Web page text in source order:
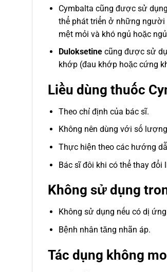
Cymbalta cũng được sử
thể phát triển ở những người
mệt mỏi và khó ngủ hoặc
Duloksetinecũng được sử
khớp (đau khớp hoặc cứng
Liều dùng thuốc
Theo chỉ định của bác sĩ.
Không nên dùng với số
Thực hiện theo các hướng
Bác sĩ đôi khi có thể thay đổi
Không sử dụng
Không sử dụng nếu có dị
Bệnh nhân tăng nhãn áp.
Tác dụng không